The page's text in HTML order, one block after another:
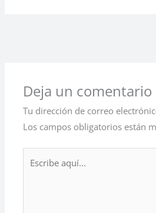
Deja un comentario
Tu dirección de correo
Los campos obligatorios están